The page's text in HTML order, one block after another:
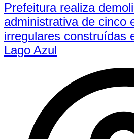
Prefeitura realiza
administrativa de cinco
irregulares construídas
Lago Azul